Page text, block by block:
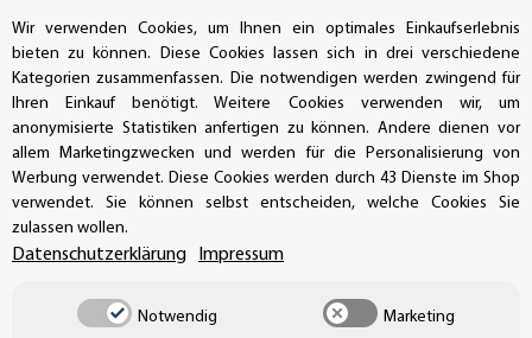
AUFKLEBERDEALER STORE
Handwerkerring 1, D-39326 Wolmirstedt
Bestellungen/Support: +49 (0)39-201-28-98-10
Buchhaltung: +49 (0)39-201-28-98-17
info@aufkleberdealer.de
Wir verwenden Cookies, um Ihnen ein optimales Einkaufserlebnis
bieten zu können. Diese Cookies lassen sich in drei verschiedene
Kategorien zusammenfassen. Die notwendigen werden zwingend für
Ihren Einkauf benötigt. Weitere Cookies verwenden wir, um
anonymisierte Statistiken anfertigen zu können. Andere dienen vor
allem Marketingzwecken und werden für die Personalisierung von
Werbung verwendet. Diese Cookies werden durch 43 Dienste im Shop
verwendet. Sie können selbst entscheiden, welche Cookies Sie
zulassen wollen.
Datenschutzerklärung Impressum
Notwendig Marketing